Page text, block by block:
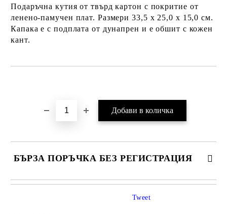
Подаръчна кутия от твърд картон с покритие от
ленено-памучен плат. Размери 33,5 х 25,0 х 15,0 см.
Капака е с подплата от дунапрен и е обшит с кожен
кант.
БЪРЗА ПОРЪЧКА БЕЗ РЕГИСТРАЦИЯ
Tweet